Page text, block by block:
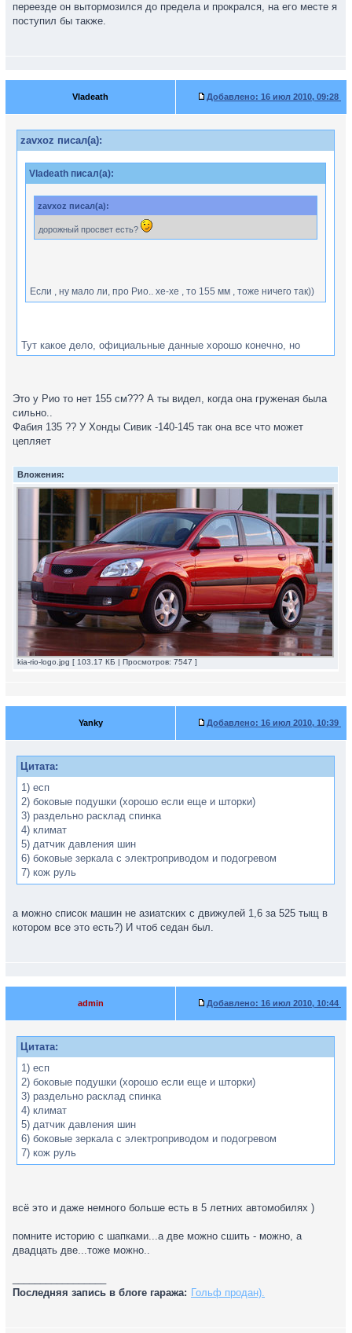
переезде он вытормозился до предела и прокрался, на его месте я
поступил бы также.
Vladeath Добавлено: 16 июл 2010, 09:28
zavxoz писал(а):
Vladeath писал(а):
zavxoz писал(а):
дорожный просвет есть?
Если , ну мало ли, про Рио.. хе-хе , то 155 мм , тоже ничего так))
Тут какое дело, официальные данные хорошо конечно, но
ориентируясь на личные отзывы и веря собственным глазам, -
На ж\д переезде он вытормозился до предела и прокрался, на
его месте я поступил бы также.
Это у Рио то нет 155 см??? А ты видел, когда она груженая была
сильно..
Фабия 135 ?? У Хонды Сивик -140-145 так она все что может
цепляет
Вложения:
kia-rio-logo.jpg [ 103.17 КБ | Просмотров: 7547 ]
Yanky Добавлено: 16 июл 2010, 10:39
Цитата:
1) есп
2) боковые подушки (хорошо если еще и шторки)
3) раздельно расклад спинка
4) климат
5) датчик давления шин
6) боковые зеркала с электроприводом и подогревом
7) кож руль
а можно список машин не азиатских с движулей 1,6 за 525 тыщ в
котором все это есть?) И чтоб седан был.
admin Добавлено: 16 июл 2010, 10:44
Цитата:
1) есп
2) боковые подушки (хорошо если еще и шторки)
3) раздельно расклад спинка
4) климат
5) датчик давления шин
6) боковые зеркала с электроприводом и подогревом
7) кож руль
всё это и даже немного больше есть в 5 летних автомобилях )
помните историю с шапками...а две можно сшить - можно, а
двадцать две...тоже можно..
Последняя запись в блоге гаража: Гольф продан).